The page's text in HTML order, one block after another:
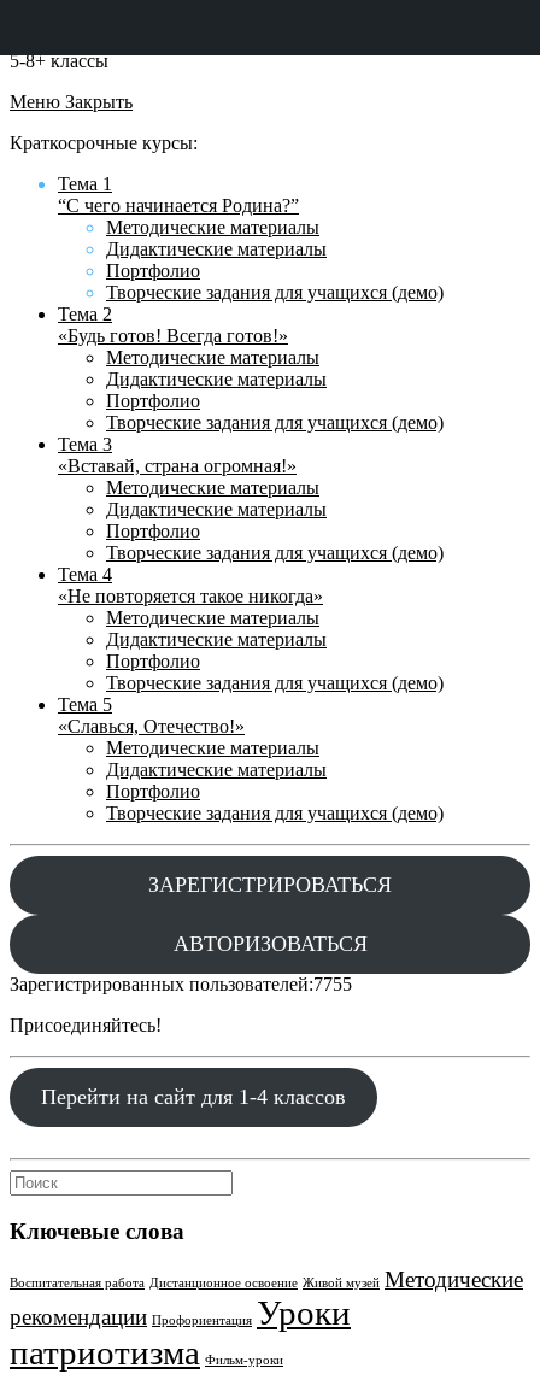
5-8+ классы
Меню Закрыть
Краткосрочные курсы:
Тема 1
“С чего начинается Родина?”
Методические материалы
Дидактические материалы
Портфолио
Творческие задания для учащихся (демо)
Тема 2
«Будь готов! Всегда готов!»
Методические материалы
Дидактические материалы
Портфолио
Творческие задания для учащихся (демо)
Тема 3
«Вставай, страна огромная!»
Методические материалы
Дидактические материалы
Портфолио
Творческие задания для учащихся (демо)
Тема 4
«Не повторяется такое никогда»
Методические материалы
Дидактические материалы
Портфолио
Творческие задания для учащихся (демо)
Тема 5
«Славься, Отечество!»
Методические материалы
Дидактические материалы
Портфолио
Творческие задания для учащихся (демо)
ЗАРЕГИСТРИРОВАТЬСЯ
АВТОРИЗОВАТЬСЯ
Зарегистрированных пользователей:7755
Присоединяйтесь!
Перейти на сайт для 1-4 классов
Ключевые слова
Воспитательная работа Дистанционное освоение Живой музей Методические
рекомендации Профориентация Уроки
патриотизма Фильм-уроки